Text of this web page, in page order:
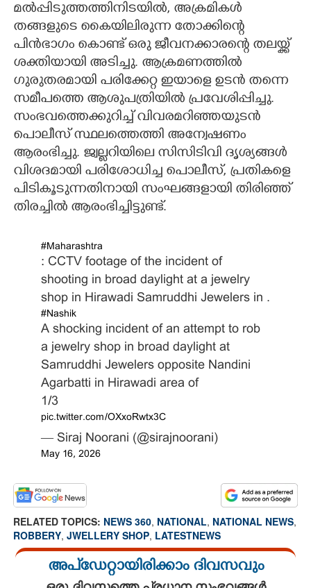
മൽപ്പിടുത്തത്തിനിടയിൽ, അക്രമികൾ
തങ്ങളുടെ കൈയിലിരുന്ന തോക്കിന്റെ
പിൻഭാഗം കൊണ്ട് ഒരു ജീവനക്കാരന്റെ തലയ്ക്ക്
ശക്തിയായി അടിച്ചു. ആക്രമണത്തിൽ
ഗുരുതരമായി പരിക്കേറ്റ ഇയാളെ ഉടൻ തന്നെ
സമീപത്തെ ആശുപത്രിയിൽ പ്രവേശിപ്പിച്ചു.
സംഭവത്തെക്കുറിച്ച് വിവരമറിഞ്ഞയുടൻ
പൊലീസ് സ്ഥലത്തെത്തി അന്വേഷണം
ആരംഭിച്ചു. ജ്വല്ലറിയിലെ സിസിടിവി ദൃശ്യങ്ങൾ
വിശദമായി പരിശോധിച്ച പൊലീസ്, പ്രതികളെ
പിടികൂടുന്നതിനായി സംഘങ്ങളായി തിരിഞ്ഞ്
തിരച്ചിൽ ആരംഭിച്ചിട്ടുണ്ട്.
#Maharashtra
: CCTV footage of the incident of
shooting in broad daylight at a jewelry
shop in Hirawadi Samruddhi Jewelers in
#Nashik
.
A shocking incident of an attempt to rob
a jewelry shop in broad daylight at
Samruddhi Jewelers opposite Nandini
Agarbatti in Hirawadi area of
1/3
pic.twitter.com/OXxoRwtx3C
— Siraj Noorani (@sirajnoorani)
May 16, 2026
RELATED TOPICS: NEWS 360, NATIONAL, NATIONAL NEWS,
ROBBERY, JWELLERY SHOP, LATESTNEWS
അപ്ഡേറ്റായിരിക്കാം ദിവസവും